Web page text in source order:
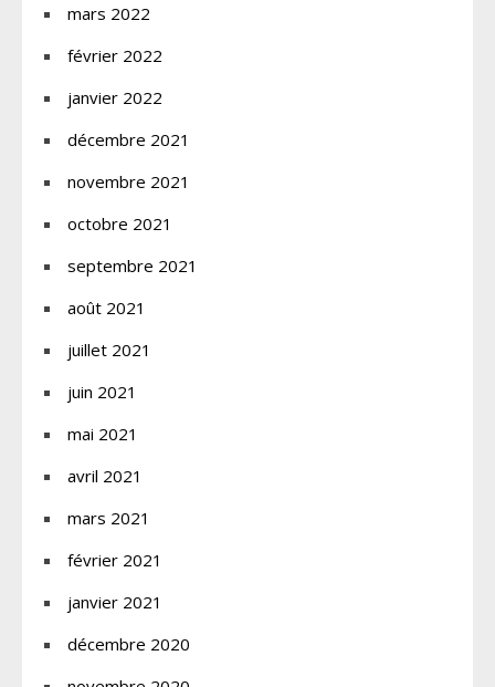
mars 2022
février 2022
janvier 2022
décembre 2021
novembre 2021
octobre 2021
septembre 2021
août 2021
juillet 2021
juin 2021
mai 2021
avril 2021
mars 2021
février 2021
janvier 2021
décembre 2020